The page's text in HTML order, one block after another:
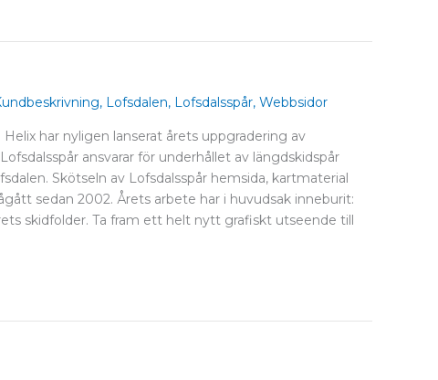
, Lofsdalen, Lofsdalsspår, Webbsidor
har nyligen lanserat årets uppgradering av
ansvarar för underhållet av längdskidspår
Skötseln av Lofsdalsspår hemsida, kartmaterial
sedan 2002. Årets arbete har i huvudsak inneburit:
skidfolder. Ta fram ett helt nytt grafiskt utseende till